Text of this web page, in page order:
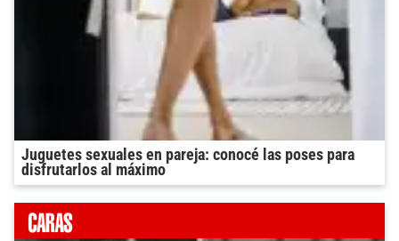
Juguetes sexuales en pareja: conocé las poses para
disfrutarlos al máximo